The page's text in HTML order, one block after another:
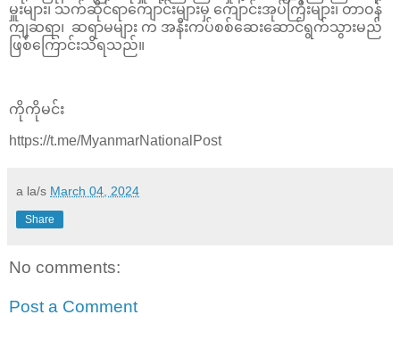
မှူးများ၊ သက်ဆိုင်ရာကျောင်းများမှ ကျောင်းအုပ်ကြီးများ၊ တာဝန်
ကျဆရာ၊ ဆရာမများ က အနီးကပ်စစ်ဆေးဆောင်ရွက်သွားမည်
ဖြစ်ကြောင်းသိရသည်။
ကိုကိုမင်း
https://t.me/MyanmarNationalPost
a la/s March 04, 2024
Share
No comments:
Post a Comment